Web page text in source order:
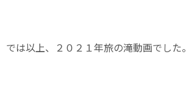
では以上、２０２１年旅の滝動画でした。